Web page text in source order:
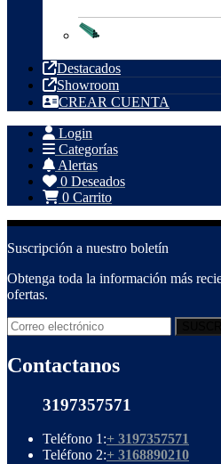
Destacados
Showroom
CREAR CUENTA
Login
Categorías
Alertas
0 Deseados
0 Carrito
Suscripción a nuestro boletín
Obtenga toda la información más
ofertas.
Contactanos
3197357571
Teléfono 1:+ 3197357571
Teléfono 2:+ 3168890210